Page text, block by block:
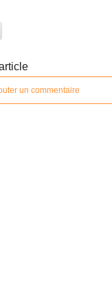
un commentaire